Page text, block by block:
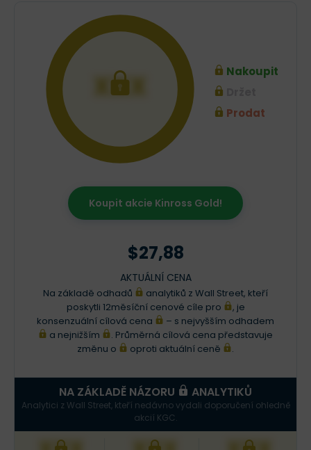
XXX
Nakoupit
Prodat
Koupit akcie Kinross Gold!
$27,88
AKTUÁLNÍ CENA
Na základě odhadů
analytiků z Wall Street, kteří
poskytli 12měsíční cenové cíle pro
, je
konsenzuální cílová cena
– s nejvyšším odhadem
a nejnižším
. Průměrná cílová cena představuje
změnu o
oproti aktuální ceně .
NA ZÁKLADĚ NÁZORU ANALYTIKŮ
Analytici z Wall Street, kteří nedávno vydali doporučení ohledně
akcií KGC.